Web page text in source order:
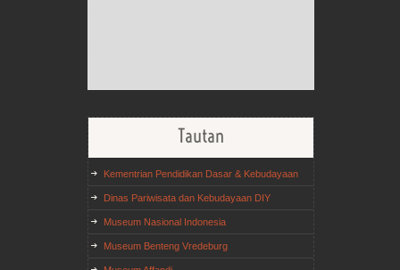
Tautan
Kementrian Pendidikan Dasar & Kebudayaan
Dinas Pariwisata dan Kebudayaan DIY
Museum Nasional Indonesia
Museum Benteng Vredeburg